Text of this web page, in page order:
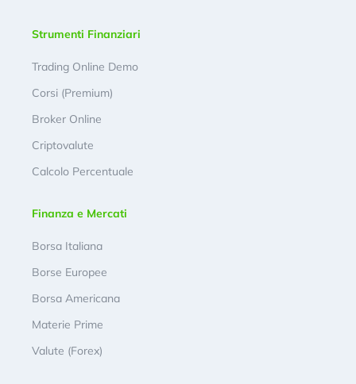
Strumenti Finanziari
Trading Online Demo
Corsi (Premium)
Broker Online
Criptovalute
Calcolo Percentuale
Finanza e Mercati
Borsa Italiana
Borse Europee
Borsa Americana
Materie Prime
Valute (Forex)